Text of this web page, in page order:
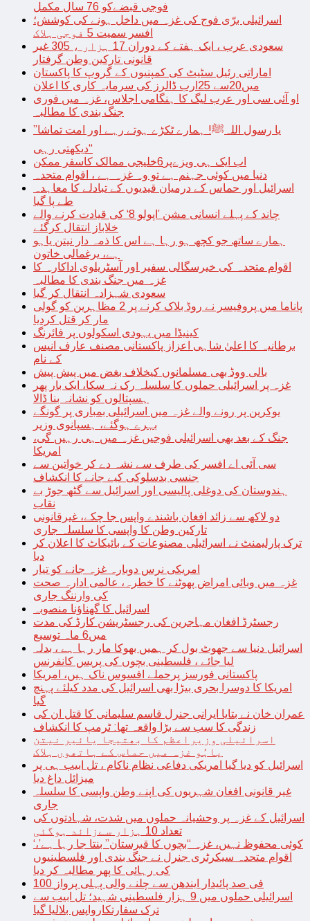
فوجی قبضےکو 76 سال مکمل
اسرائیلی برّی فوج کی غزہ میں داخل ہونے کی کوشش؛
افسر سمیت 5 فوجی ہلاک
سعودی عرب ، ایک ہفتے کے دوران 17 ہزار ، 305 غیر
قانونی تارکین وطن گرفتار
اماراتی رئیل سٹیٹ کی کمپنیوں کے گروپ کا پاکستان
میں20سے 25ارب ڈالرز کی سرمایہ کاری کا اعلان
او آئی سی اور عرب لیگ کا ہنگامی اجلاس، غزہ میں فوری
جنگ بندی کا مطالبہ
’’یا رسول اللہﷺ! ہمارے ٹکڑے ہوتے رہے اور امت تماشا
دیکھتی رہی‘‘
اب ایک ہی ویزےپر6خلیجی ممالک کاسفر ممکن
دنیا میں کوئی جہنم ہے تو وہ غزہ ہے ، اقوام متحدہ
اسرائیل اور حماس کے درمیان قیدیوں کے تبادلے کا معاہدہ
طے پا گیا
چاند کے پہلے انسانی مشن ’اپولو 8‘ کی قیادت کرنے والے
خلاباز انتقال کرگئے
ہمارے ساتھ جو کچھ ہو رہا ہے اس کا ذمہ دار نیتن یاہو
ہے، یرغمالی خاتون
اقوام متحدہ کی خیرسگالی سفیر اور آسٹریلوی اداکارہ کا
غزہ میں جنگ بندی کا مطالبہ
سعودی شہزادہ انتقال کر گیا
پاناما میں پروفیسر نے روڈ بلاک کرنے پر 2 مظاہرین کو گولی
مار کر قتل کردیا
کینیڈا میں یہودی اسکولوں پر فائرنگ
برطانیہ کا اعلیٰ شاہی اعزاز پاکستانی مصنف عارف انیس
کے نام
بالی ووڈ بھی مسلمانوں کیخلاف بغض میں پیش پیش
غزہ پر اسرائیلی حملوں کا سلسلہ رک نہ سکا، ایک بار پھر
ہسپتالوں کو نشانہ بنا ڈالا
یوکرین پر رونے والے غزہ میں اسرائیلی بمباری پر گونگے
بہرے ہوگئے، ہسپانوی وزیر
جنگ کے بعد بھی اسرائیلی فوجیں غزہ میں ہی رہیں گی،
امریکا
سی آئی اے افسر کی طرف سے نشہ دے کر خواتین سے
جنسی بدسلوکی کیے جانے کا انکشاف
ہندوستان کی دوغلی پالیسی اور اسرائیل سے گٹھ جوڑ بے
نقاب
دو لاکھ سے زائد افغان باشندے واپس جا چکے، غیرقانونی
تارکین وطن کا واپسی کا سلسلہ جاری
ترک پارلیمنٹ نے اسرائیلی مصنوعات کے بائیکاٹ کا اعلان کر
دیا
امریکی نرس دوبارہ غزہ جانے کو تیار
غزہ میں وبائی امراض پھوٹنے کا خطرہ، عالمی ادارہ صحت
کی وارننگ جاری
اسرائیل کا گھناؤنا منصوبہ
رجسٹرڈ افغان مہاجرین کی رجسٹریشن کارڈ کی مدت
میں6 ماہ توسیع
اسرائیل دنیا سے جھوٹ بول کر ہمیں بھوکا مار رہا ہے ، بدلہ
لیا جائے ، فلسطینی بچوں کی پریس کانفرنس
پاکستانی فورسز پرحملے افسوس ناک ہیں، امریکا
امریکا کا دوسرا بحری بیڑا بھی اسرائیل کی مدد کیلئے پہنچ
گیا
عمران خان نے بتایا ایرانی جنرل قاسم سلیمانی کا قتل ان کی
زندگی کا سب سے بڑا واقعہ تھا: ٹرمپ کا انکشاف
اسرائیلی وزیراعظم کا بھتیجا یائیر نیتن
یاہُو غزہ میں حماس کے ہاتھوں ہلاک
اسرائیل کو دیا گیا امریکی دفاعی نظام ناکام ، تل ابیب ہی پر
میزائل داغ دیا
غیر قانونی افغان شہریوں کی اپنے وطن واپسی کا سلسلہ
جاری
اسرائیل کے غزہ پر وحشیانہ حملوں میں شدت، شہادتوں کی
تعداد 10 ہزار سےزائد ہوگئی
‘کوئی محفوظ نہیں، غزہ “بچوں کا قبرستان” بنتا جا رہا ہے’،
اقوام متحدہ سیکرٹری جنرل نے جنگ بندی اور فلسطینیوں
کی رہائی کا پھر مطالبہ کر دیا
100 فی صد پائیدار ایندھن سے چلنے والی پہلی پرواز
اسرائیلی حملوں میں 9 ہزار فلسطینی شہید؛ تل ابیب سے
ترک سفارتکارواپس بلالیا گیا